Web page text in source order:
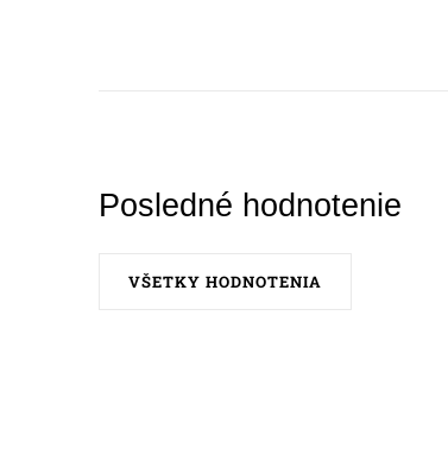
Posledné hodnotenie
VŠETKY HODNOTENIA